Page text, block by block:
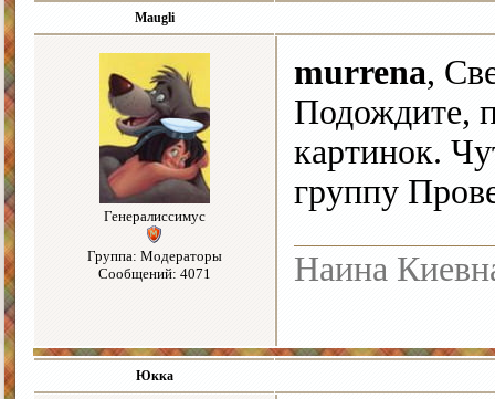
Maugli
Генералиссимус
Группа: Модераторы
Сообщений: 4071
murrena,
Подождите,
картинок.
группу
Наина
Юкка